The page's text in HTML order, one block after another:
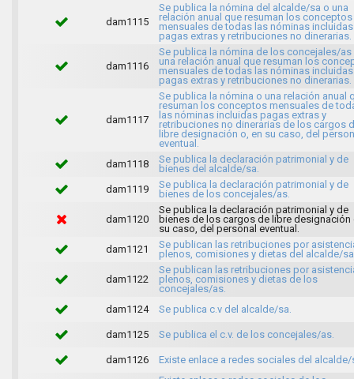
dam1115
Se publica la nómina del alcalde/sa o una
relación anual que resuman los conceptos
mensuales de todas las nóminas incluidas
pagas extras y retribuciones no dinerarias.
dam1116
Se publica la nómina de los concejales/as
una relación anual que resuman los
mensuales de todas las nóminas incluidas
pagas extras y retribuciones no dinerarias.
dam1117
Se publica la nómina o una relación anual
resuman los conceptos mensuales de
las nóminas incluidas pagas extras y
retribuciones no dinerarias de los cargos
libre designación o, en su caso, del
eventual.
dam1118
Se publica la declaración patrimonial y de
bienes del alcalde/sa.
dam1119
Se publica la declaración patrimonial y de
bienes de los concejales/as.
dam1120
Se publica la declaración patrimonial y de
bienes de los cargos de libre designación
su caso, del personal eventual.
dam1121
Se publican las retribuciones por
plenos, comisiones y dietas del alcalde/
dam1122
Se publican las retribuciones por
plenos, comisiones y dietas de los
concejales/as.
dam1124
Se publica c.v del alcalde/sa.
dam1125 Se publica el c.v. de los concejales/as.
dam1126 Existe enlace a redes sociales del alcalde/